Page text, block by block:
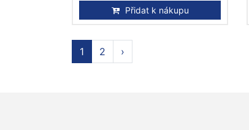
Přidat k nákupu
1 2 ›